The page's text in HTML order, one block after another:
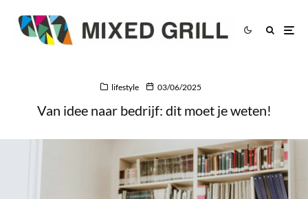
lifestyle 03/06/2025
Van idee naar bedrijf: dit moet je weten!